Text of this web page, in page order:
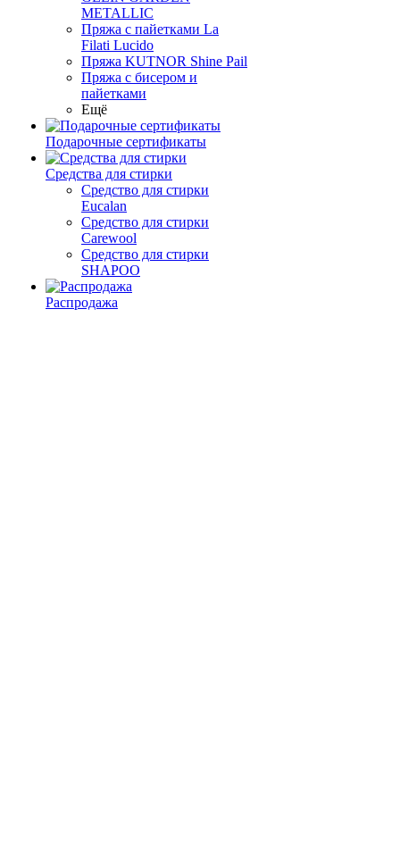
METALLIC
Пряжа с пайетками La
Filati Lucido
Пряжа KUTNOR Shine Pail
Пряжа с бисером и
пайетками
Ещё
Подарочные сертификаты
Средства для стирки
Средство для стирки
Eucalan
Средство для стирки
Carewool
Средство для стирки
SHAPOO
Распродажа